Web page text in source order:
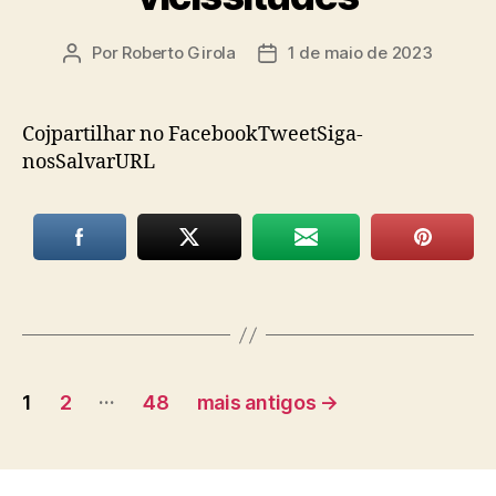
Autor
Por Roberto Girola
Data1 de maio de 2023
Cojpartilhar no FacebookTweetSiga-
nosSalvarURL
Paginação
posts
1 2 … 48 mais antigos →